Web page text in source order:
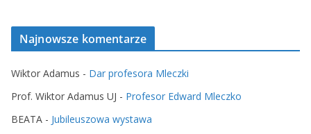
Najnowsze komentarze
Wiktor Adamus - Dar profesora Mleczki
Prof. Wiktor Adamus UJ - Profesor Edward Mleczko
BEATA - Jubileuszowa wystawa